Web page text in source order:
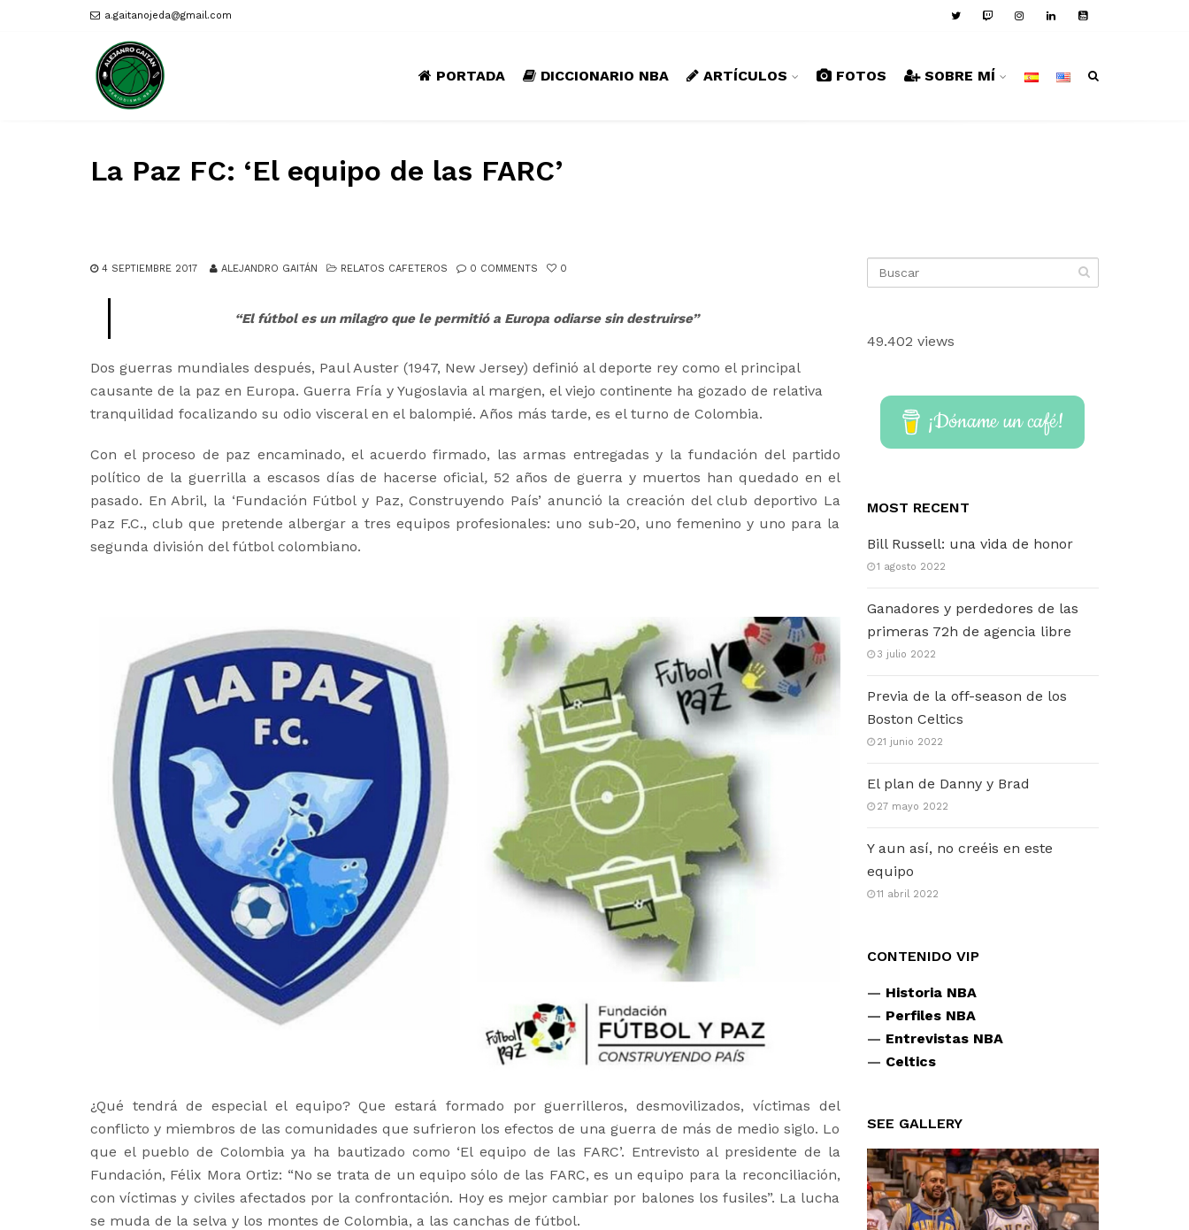
a.gaitanojeda@gmail.com
PORTADA DICCIONARIO NBA ARTÍCULOS FOTOS SOBRE MÍ
La Paz FC: ‘El equipo de las FARC’
4 SEPTIEMBRE 2017 ALEJANDRO GAITÁN RELATOS CAFETEROS 0 COMMENTS 0
“El fútbol es un milagro que le permitió a Europa odiarse sin destruirse”
Dos guerras mundiales después, Paul Auster (1947, New Jersey) definió al deporte rey como el principal
causante de la paz en Europa. Guerra Fría y Yugoslavia al margen, el viejo continente ha gozado de relativa
tranquilidad focalizando su odio visceral en el balompié. Años más tarde, es el turno de Colombia.
Con el proceso de paz encaminado, el acuerdo firmado, las armas entregadas y la fundación del partido
político de la guerrilla a escasos días de hacerse oficial, 52 años de guerra y muertos han quedado en el
pasado. En Abril, la ‘Fundación Fútbol y Paz, Construyendo País’ anunció la creación del club deportivo La
Paz F.C., club que pretende albergar a tres equipos profesionales: uno sub-20, uno femenino y uno para la
segunda división del fútbol colombiano.
¿Qué tendrá de especial el equipo? Que estará formado por guerrilleros, desmovilizados, víctimas del
conflicto y miembros de las comunidades que sufrieron los efectos de una guerra de más de medio siglo. Lo
que el pueblo de Colombia ya ha bautizado como ‘El equipo de las FARC’. Entrevisto al presidente de la
Fundación, Félix Mora Ortiz: “No se trata de un equipo sólo de las FARC, es un equipo para la reconciliación,
con víctimas y civiles afectados por la confrontación. Hoy es mejor cambiar por balones los fusiles”. La lucha
se muda de la selva y los montes de Colombia, a las canchas de fútbol.
49.402 views
¡Dóname un café!
MOST RECENT
Bill Russell: una vida de honor
1 agosto 2022
Ganadores y perdedores de las
primeras 72h de agencia libre
3 julio 2022
Previa de la off-season de los
Boston Celtics
21 junio 2022
El plan de Danny y Brad
27 mayo 2022
Y aun así, no creéis en este
equipo
11 abril 2022
CONTENIDO VIP
— Historia NBA
— Perfiles NBA
— Entrevistas NBA
— Celtics
SEE GALLERY